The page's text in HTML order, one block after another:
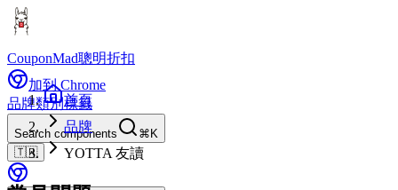
CouponMad聰明折扣
加到 Chrome
品牌類別標籤
Search components
⌘K
🇹🇼
首頁
品牌
YOTTA 友讀